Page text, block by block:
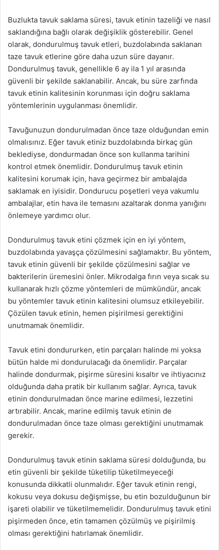
Buzlukta tavuk saklama süresi, tavuk etinin tazeliği ve nasıl
saklandığına bağlı olarak değişiklik gösterebilir. Genel
olarak, dondurulmuş tavuk etleri, buzdolabında saklanan
taze tavuk etlerine göre daha uzun süre dayanır.
Dondurulmuş tavuk, genellikle 6 ay ila 1 yıl arasında
güvenli bir şekilde saklanabilir. Ancak, bu süre zarfında
tavuk etinin kalitesinin korunması için doğru saklama
yöntemlerinin uygulanması önemlidir.
Tavuğunuzun dondurulmadan önce taze olduğundan emin
olmalısınız. Eğer tavuk etiniz buzdolabında birkaç gün
beklediyse, dondurmadan önce son kullanma tarihini
kontrol etmek önemlidir. Dondurulmuş tavuk etinin
kalitesini korumak için, hava geçirmez bir ambalajda
saklamak en iyisidir. Dondurucu poşetleri veya vakumlu
ambalajlar, etin hava ile temasını azaltarak donma yanığını
önlemeye yardımcı olur.
Dondurulmuş tavuk etini çözmek için en iyi yöntem,
buzdolabında yavaşça çözülmesini sağlamaktır. Bu yöntem,
tavuk etinin güvenli bir şekilde çözülmesini sağlar ve
bakterilerin üremesini önler. Mikrodalga fırın veya sıcak su
kullanarak hızlı çözme yöntemleri de mümkündür, ancak
bu yöntemler tavuk etinin kalitesini olumsuz etkileyebilir.
Çözülen tavuk etinin, hemen pişirilmesi gerektiğini
unutmamak önemlidir.
Tavuk etini dondururken, etin parçaları halinde mi yoksa
bütün halde mi dondurulacağı da önemlidir. Parçalar
halinde dondurmak, pişirme süresini kısaltır ve ihtiyacınız
olduğunda daha pratik bir kullanım sağlar. Ayrıca, tavuk
etinin dondurulmadan önce marine edilmesi, lezzetini
artırabilir. Ancak, marine edilmiş tavuk etinin de
dondurulmadan önce taze olması gerektiğini unutmamak
gerekir.
Dondurulmuş tavuk etinin saklama süresi dolduğunda, bu
etin güvenli bir şekilde tüketilip tüketilmeyeceği
konusunda dikkatli olunmalıdır. Eğer tavuk etinin rengi,
kokusu veya dokusu değişmişse, bu etin bozulduğunun bir
işareti olabilir ve tüketilmemelidir. Dondurulmuş tavuk etini
pişirmeden önce, etin tamamen çözülmüş ve pişirilmiş
olması gerektiğini hatırlamak önemlidir.